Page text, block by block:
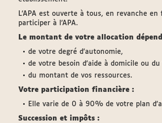
L'APA est ouverte à tous, en revanche
participer à l’APA.
Le montant de votre allocation
de votre degré d'autonomie,
de votre besoin d'aide à domicile ou
du montant de vos ressources.
Votre participation financière :
Elle varie de 0 à 90% de votre plan
Succession et impôts :